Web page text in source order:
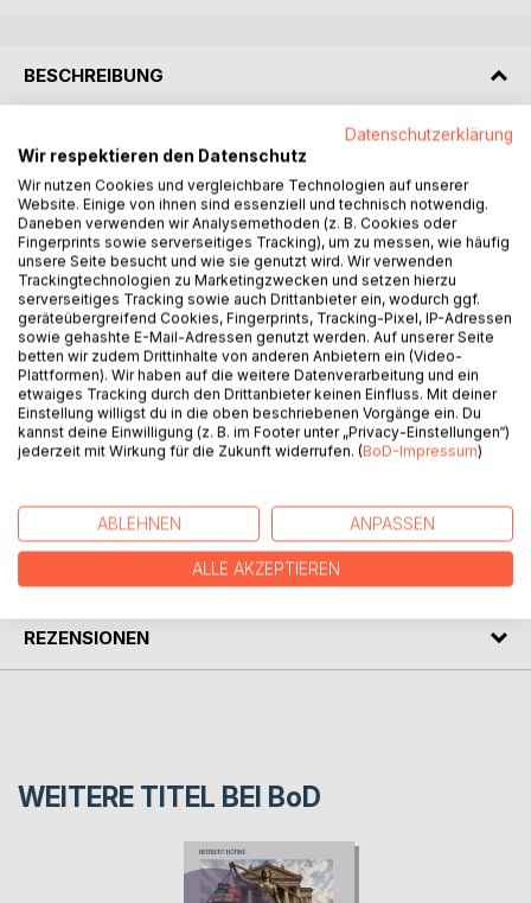
BESCHREIBUNG
Welche Ursachen haben die Lebensvorgänge, die Mensch,
Natur und Kosmos miteinander vernetzen? Was
kennzeichnet Leben, was den Tod?
Erstaunlich facettenreich sind die 38 thematisch sehr
unterschiedlichen Artikel. Die Autoren verbinden
Wissenschaft, Religion und Philosophie mit zeitloser
Theosophie. Diese Synthese ermöglicht es, bislang wenig
bekannte Hintergründe zu Themen aufzuzeigen, die
maßgeblich unser Dasein bestimmen.
In der heutigen Flut von schnell zugänglichem
Faktenwissen bietet dieser erste Band einer Trilogie
bemerkenswerte neue Perspektiven und zugleich
Orientierung in einer haltlos scheinenden Welt.
AUTOR/IN
REZENSIONEN
WEITERE TITEL BEI BoD
Datenschutzerklärung
Wir respektieren den Datenschutz
Wir nutzen Cookies und vergleichbare Technologien auf unserer
Website. Einige von ihnen sind essenziell und technisch notwendig.
Daneben verwenden wir Analysemethoden (z. B. Cookies oder
Fingerprints sowie serverseitiges Tracking), um zu messen, wie häufig
unsere Seite besucht und wie sie genutzt wird. Wir verwenden
Trackingtechnologien zu Marketingzwecken und setzen hierzu
serverseitiges Tracking sowie auch Drittanbieter ein, wodurch ggf.
geräteübergreifend Cookies, Fingerprints, Tracking-Pixel, IP-Adressen
sowie gehashte E-Mail-Adressen genutzt werden. Auf unserer Seite
betten wir zudem Drittinhalte von anderen Anbietern ein (Video-
Plattformen). Wir haben auf die weitere Datenverarbeitung und ein
etwaiges Tracking durch den Drittanbieter keinen Einfluss. Mit deiner
Einstellung willigst du in die oben beschriebenen Vorgänge ein. Du
kannst deine Einwilligung (z. B. im Footer unter „Privacy-Einstellungen“)
jederzeit mit Wirkung für die Zukunft widerrufen. (BoD-Impressum)
ABLEHNEN ANPASSEN
ALLE AKZEPTIEREN